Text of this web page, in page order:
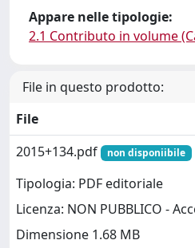
Appare nelle tipologie:
2.1 Contributo in volume
File in questo prodotto:
File
2015+134.pdf
non disponiibile
Tipologia: PDF editoriale
Licenza: NON PUBBLICO -
Dimensione 1.68 MB